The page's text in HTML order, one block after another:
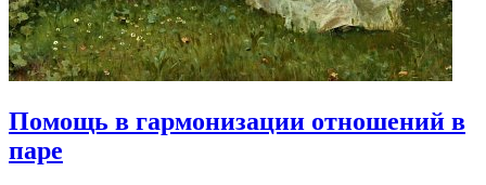
Помощь в гармонизации отношений в
паре